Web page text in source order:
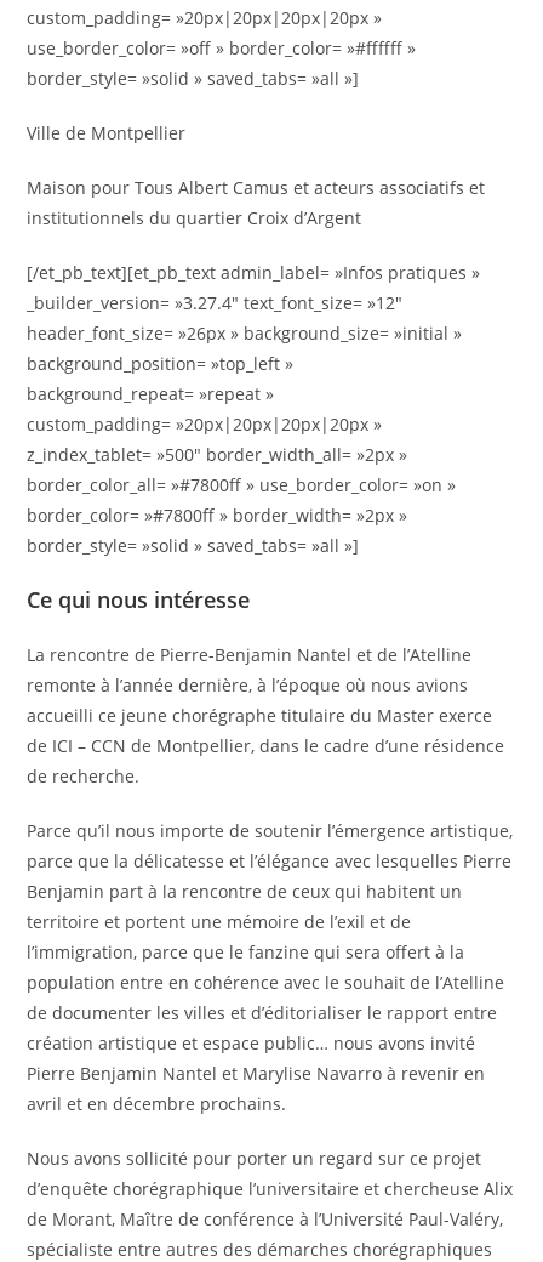
custom_padding= »20px|20px|20px|20px »
use_border_color= »off » border_color= »#ffffff »
border_style= »solid » saved_tabs= »all »]
Ville de Montpellier
Maison pour Tous Albert Camus et acteurs associatifs et
institutionnels du quartier Croix d’Argent
[/et_pb_text][et_pb_text admin_label= »Infos pratiques »
_builder_version= »3.27.4″ text_font_size= »12″
header_font_size= »26px » background_size= »initial »
background_position= »top_left »
background_repeat= »repeat »
custom_padding= »20px|20px|20px|20px »
z_index_tablet= »500″ border_width_all= »2px »
border_color_all= »#7800ff » use_border_color= »on »
border_color= »#7800ff » border_width= »2px »
border_style= »solid » saved_tabs= »all »]
Ce qui nous intéresse
La rencontre de Pierre-Benjamin Nantel et de l’Atelline
remonte à l’année dernière, à l’époque où nous avions
accueilli ce jeune chorégraphe titulaire du Master exerce
de ICI – CCN de Montpellier, dans le cadre d’une résidence
de recherche.
Parce qu’il nous importe de soutenir l’émergence artistique,
parce que la délicatesse et l’élégance avec lesquelles Pierre
Benjamin part à la rencontre de ceux qui habitent un
territoire et portent une mémoire de l’exil et de
l’immigration, parce que le fanzine qui sera offert à la
population entre en cohérence avec le souhait de l’Atelline
de documenter les villes et d’éditorialiser le rapport entre
création artistique et espace public… nous avons invité
Pierre Benjamin Nantel et Marylise Navarro à revenir en
avril et en décembre prochains.
Nous avons sollicité pour porter un regard sur ce projet
d’enquête chorégraphique l’universitaire et chercheuse Alix
de Morant, Maître de conférence à l’Université Paul-Valéry,
spécialiste entre autres des démarches chorégraphiques